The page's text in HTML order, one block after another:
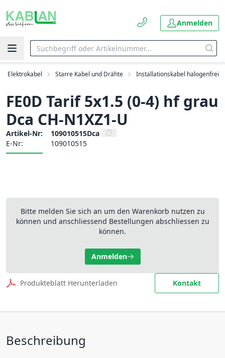
Anmelden
Elektrokabel Starre Kabel und Drähte Installationskabel halogenfrei
FE0D Tarif 5x1.5 (0-4) hf grau
Dca CH-N1XZ1-U
Artikel-Nr:
109010515Dca
E-Nr:
109010515
Bitte melden Sie sich an um den Warenkorb nutzen zu
können und anschliessend Bestellungen abschliessen zu
können.
Anmelden
Produkteblatt Herunterladen Kontakt
Beschreibung